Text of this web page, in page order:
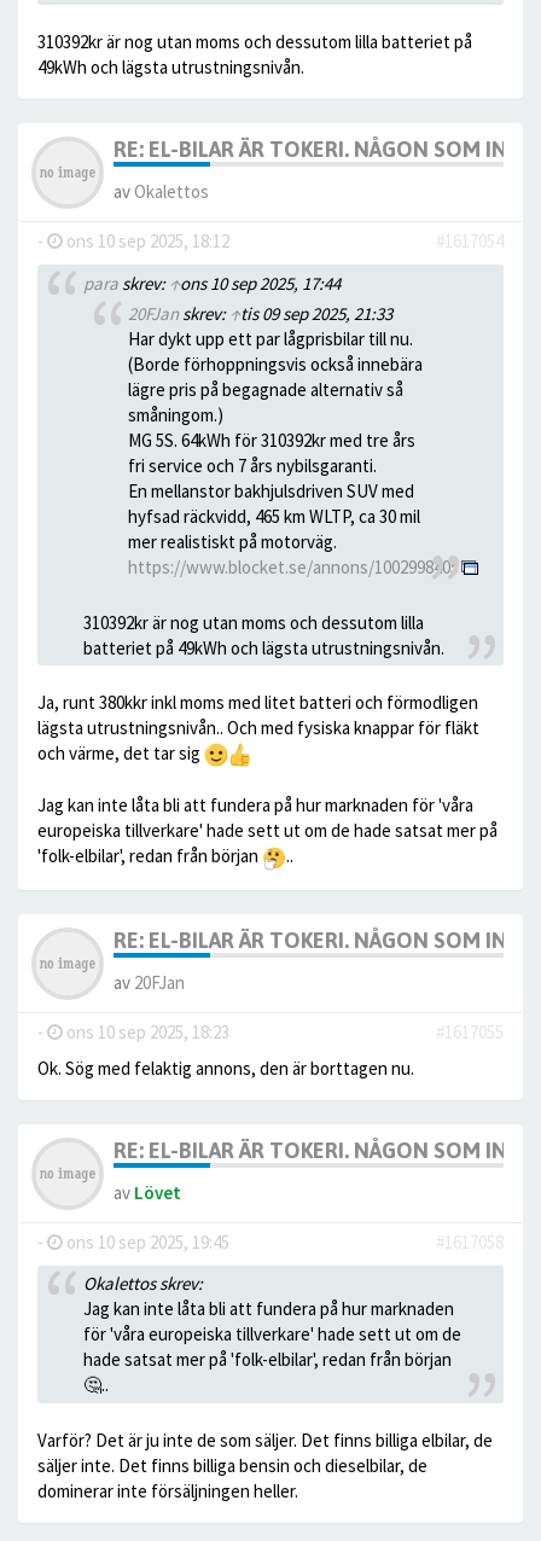
310392kr är nog utan moms och dessutom lilla batteriet på
49kWh och lägsta utrustningsnivån.
RE: EL-BILAR ÄR TOKERI. NÅGON SOM INTE
avOkalettos
- ons 10 sep 2025, 18:12
#1617054
paraskrev: ↑ons 10 sep 2025, 17:44
20FJanskrev: ↑tis 09 sep 2025, 21:33
Har dykt upp ett par lågprisbilar till nu.
(Borde förhoppningsvis också innebära
lägre pris på begagnade alternativ så
småningom.)
MG 5S. 64kWh för 310392kr med tre års
fri service och 7 års nybilsgaranti.
En mellanstor bakhjulsdriven SUV med
hyfsad räckvidd, 465 km WLTP, ca 30 mil
mer realistiskt på motorväg.
https://www.blocket.se/annons/1002998405
310392kr är nog utan moms och dessutom lilla
batteriet på 49kWh och lägsta utrustningsnivån.
Ja, runt 380kkr inkl moms med litet batteri och förmodligen
lägsta utrustningsnivån.. Och med fysiska knappar för fläkt
och värme, det tar sig
Jag kan inte låta bli att fundera på hur marknaden för 'våra
europeiska tillverkare' hade sett ut om de hade satsat mer på
'folk-elbilar', redan från början
..
RE: EL-BILAR ÄR TOKERI. NÅGON SOM INTE
av 20FJan
- ons 10 sep 2025, 18:23
#1617055
Ok. Sög med felaktig annons, den är borttagen nu.
RE: EL-BILAR ÄR TOKERI. NÅGON SOM INTE
av Lövet
- ons 10 sep 2025, 19:45
#1617058
Okalettos skrev:
Jag kan inte låta bli att fundera på hur marknaden
för 'våra europeiska tillverkare' hade sett ut om de
hade satsat mer på 'folk-elbilar', redan från början
🤔..
Varför? Det är ju inte de som säljer. Det finns billiga elbilar, de
säljer inte. Det finns billiga bensin och dieselbilar, de
dominerar inte försäljningen heller.